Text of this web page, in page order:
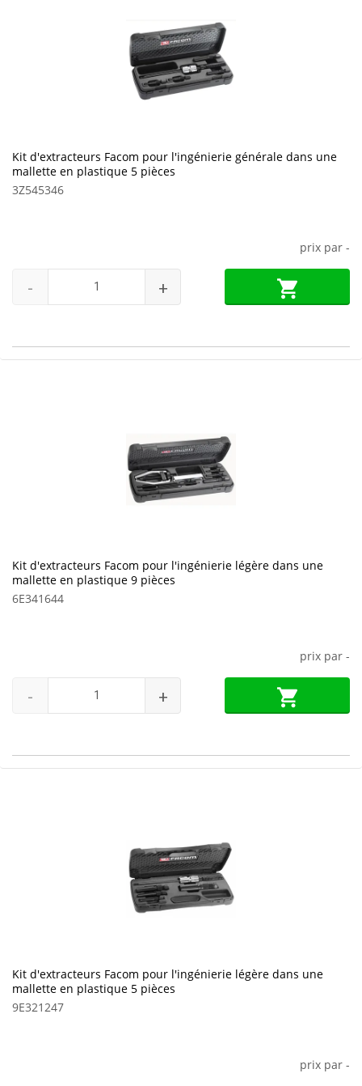
Kit d'extracteurs Facom pour l'ingénierie générale dans une
mallette en plastique 5 pièces
3Z545346
prix par -
- +
Kit d'extracteurs Facom pour l'ingénierie légère dans une
mallette en plastique 9 pièces
6E341644
prix par -
- +
Kit d'extracteurs Facom pour l'ingénierie légère dans une
mallette en plastique 5 pièces
9E321247
prix par -